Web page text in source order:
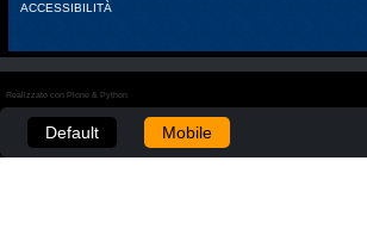
ACCESSIBILITÀ
Realizzato con Plone & Python
Default Mobile